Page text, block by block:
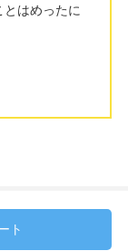
はめったに
ト